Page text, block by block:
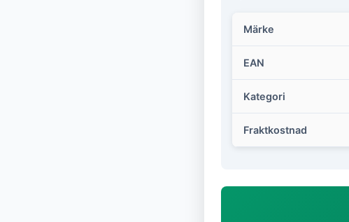
Märke
EAN
Kategori
Fraktkostnad